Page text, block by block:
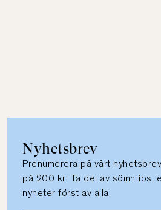
Nyhetsbrev
Prenumerera på vårt
på 200 kr! Ta del av sömntips,
nyheter först av alla.